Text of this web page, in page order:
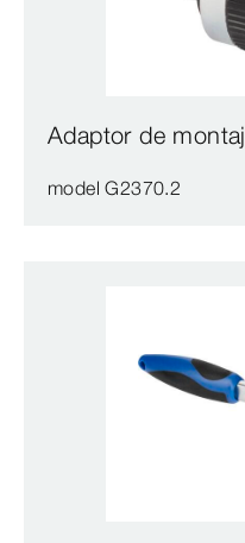
Adaptor de montaj
model G2370.2